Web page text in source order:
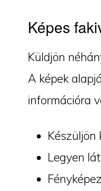
Képes
Küldjön
A képek
információra
Készüljön
Legyen